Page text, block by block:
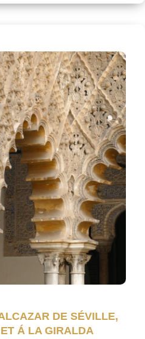
DE SÉVILLE,
Á LA GIRALDA